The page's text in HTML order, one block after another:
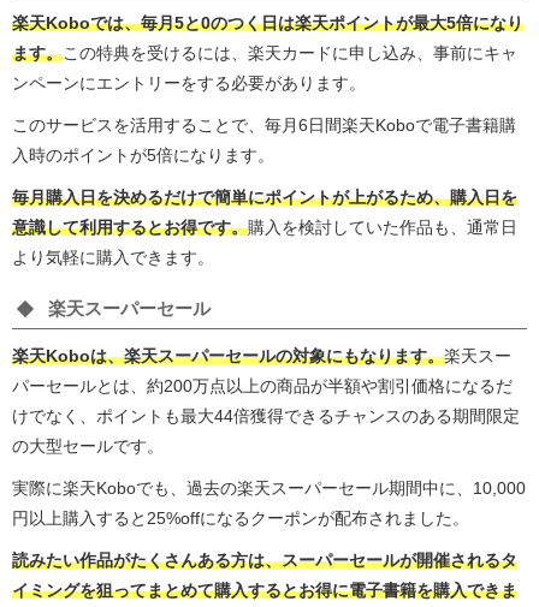
楽天Koboでは、毎月5と0のつく日は楽天ポイントが最大5倍になり
ます。この特典を受けるには、楽天カードに申し込み、事前にキャ
ンペーンにエントリーをする必要があります。
このサービスを活用することで、毎月6日間楽天Koboで電子書籍購
入時のポイントが5倍になります。
毎月購入日を決めるだけで簡単にポイントが上がるため、購入日を
意識して利用するとお得です。購入を検討していた作品も、通常日
より気軽に購入できます。
楽天スーパーセール
楽天Koboは、楽天スーパーセールの対象にもなります。楽天スー
パーセールとは、約200万点以上の商品が半額や割引価格になるだ
けでなく、ポイントも最大44倍獲得できるチャンスのある期間限定
の大型セールです。
実際に楽天Koboでも、過去の楽天スーパーセール期間中に、10,000
円以上購入すると25%offになるクーポンが配布されました。
読みたい作品がたくさんある方は、スーパーセールが開催されるタ
イミングを狙ってまとめて購入するとお得に電子書籍を購入できま